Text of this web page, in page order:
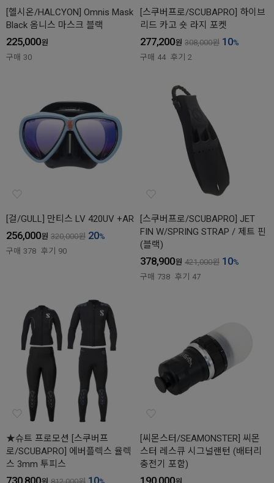
[헬시온/HALCYON] Omnis Mask
Black 옴니스 마스크 블랙
225,000원
구매 30
[스쿠버프로/SCUBAPRO] 하이브
리드 카고 숏 라지 포켓
277,200원 308,000원 10%
구매 44 후기 2
[걸/GULL] 만티스 LV 420UV +AR
256,000원 320,000원 20%
구매 378 후기 90
[스쿠버프로/SCUBAPRO] JET
FIN W/SPRING STRAP / 제트 핀
(블랙)
378,900원 421,000원 10%
구매 738 후기 47
★슈트 프로모션 [스쿠버프
로/SCUBAPRO] 에버플렉스 율렉
스 3mm 투피스
730,800 10
[씨몬스터/SEAMONSTER] 씨몬
스터 레스큐 시그널랜턴 (배터리
충전기 포함)
190,000